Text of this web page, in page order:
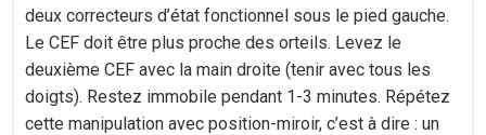
deux correcteurs d’état fonctionnel sous le pied gauche.
Le CEF doit être plus proche des orteils. Levez le
deuxième CEF avec la main droite (tenir avec tous les
doigts). Restez immobile pendant 1-3 minutes. Répétez
cette manipulation avec position-miroir, c’est à dire : un